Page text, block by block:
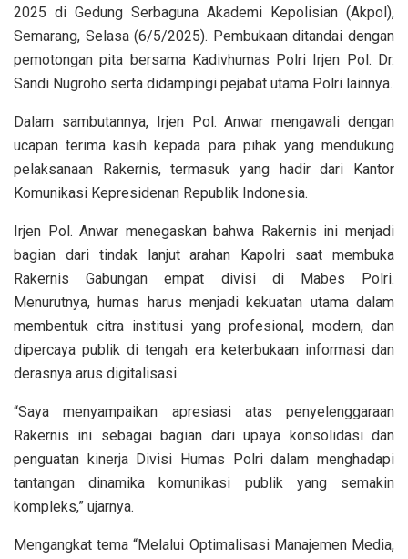
2025 di Gedung Serbaguna Akademi Kepolisian (Akpol),
Semarang, Selasa (6/5/2025). Pembukaan ditandai dengan
pemotongan pita bersama Kadivhumas Polri Irjen Pol. Dr.
Sandi Nugroho serta didampingi pejabat utama Polri lainnya.
Dalam sambutannya, Irjen Pol. Anwar mengawali dengan
ucapan terima kasih kepada para pihak yang mendukung
pelaksanaan Rakernis, termasuk yang hadir dari Kantor
Komunikasi Kepresidenan Republik Indonesia.
Irjen Pol. Anwar menegaskan bahwa Rakernis ini menjadi
bagian dari tindak lanjut arahan Kapolri saat membuka
Rakernis Gabungan empat divisi di Mabes Polri.
Menurutnya, humas harus menjadi kekuatan utama dalam
membentuk citra institusi yang profesional, modern, dan
dipercaya publik di tengah era keterbukaan informasi dan
derasnya arus digitalisasi.
“Saya menyampaikan apresiasi atas penyelenggaraan
Rakernis ini sebagai bagian dari upaya konsolidasi dan
penguatan kinerja Divisi Humas Polri dalam menghadapi
tantangan dinamika komunikasi publik yang semakin
kompleks,” ujarnya.
Mengangkat tema “Melalui Optimalisasi Manajemen Media,